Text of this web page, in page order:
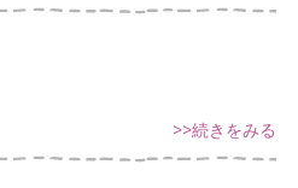
>>続きをみる